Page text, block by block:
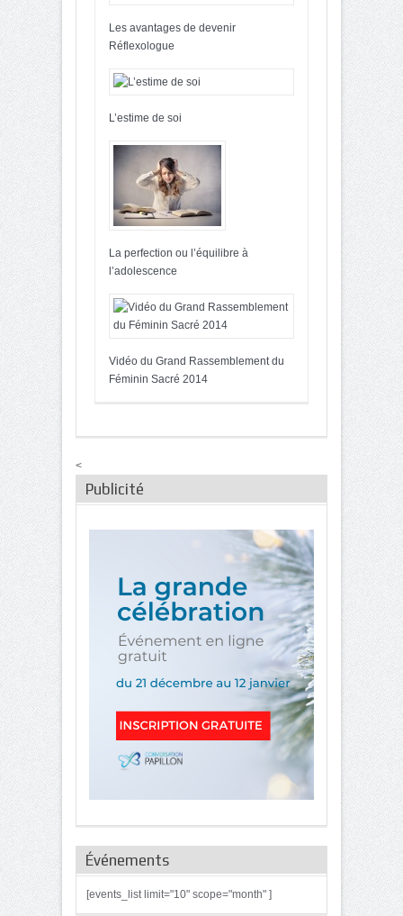
Les avantages de devenir
Réflexologue
L’estime de soi
La perfection ou l’équilibre à
l’adolescence
Vidéo du Grand Rassemblement du
Féminin Sacré 2014
<
Publicité
Événements
[events_list limit="10" scope="month" ]